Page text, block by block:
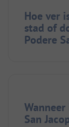
Hoe ver
stad of
Podere
San